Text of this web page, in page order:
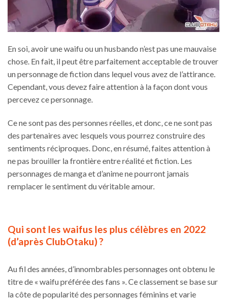
En soi, avoir une waifu ou un husbando n’est pas une mauvaise
chose. En fait, il peut être parfaitement acceptable de trouver
un personnage de fiction dans lequel vous avez de l’attirance.
Cependant, vous devez faire attention à la façon dont vous
percevez ce personnage.
Ce ne sont pas des personnes réelles, et donc, ce ne sont pas
des partenaires avec lesquels vous pourrez construire des
sentiments réciproques. Donc, en résumé, faites attention à
ne pas brouiller la frontière entre réalité et fiction. Les
personnages de manga et d’anime ne pourront jamais
remplacer le sentiment du véritable amour.
Qui sont les waifus les plus célèbres en 2022
(d’après ClubOtaku) ?
Au fil des années, d’innombrables personnages ont obtenu le
titre de « waifu préférée des fans ». Ce classement se base sur
la côte de popularité des personnages féminins et varie